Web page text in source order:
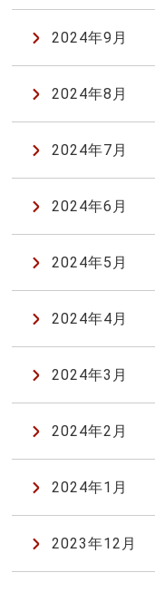
2024年9月
2024年8月
2024年7月
2024年6月
2024年5月
2024年4月
2024年3月
2024年2月
2024年1月
2023年12月